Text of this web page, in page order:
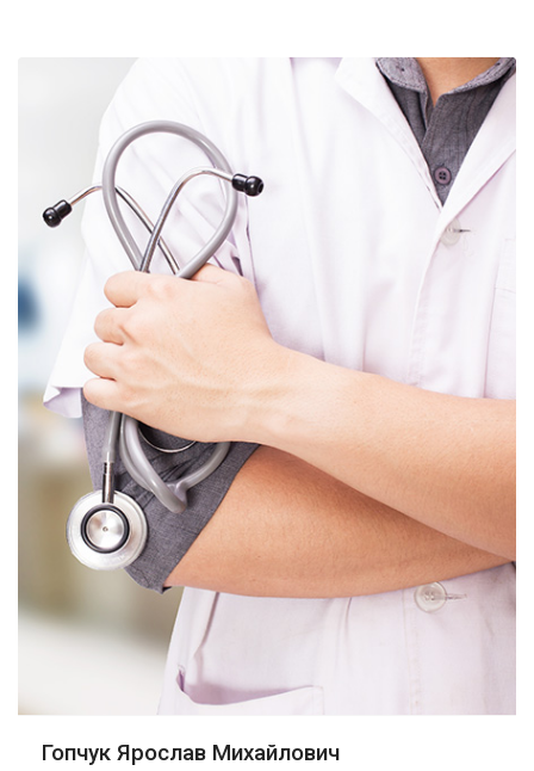
Гопчук Ярослав Михайлович